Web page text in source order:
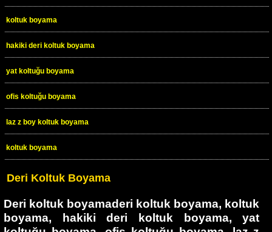
koltuk boyama
hakiki deri koltuk boyama
yat koltuğu boyama
ofis koltuğu boyama
laz z boy koltuk boyama
koltuk boyama
Deri Koltuk Boyama
Deri koltuk boyamaderi koltuk boyama, koltuk
boyama, hakiki deri koltuk boyama, yat